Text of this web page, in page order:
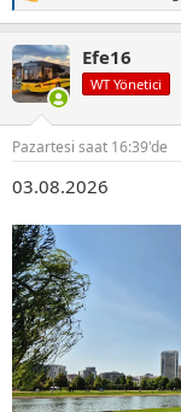
e
k
i
l
:
Efe16
WT Yönetici
Pazartesi saat 16:39'de
03.08.2026